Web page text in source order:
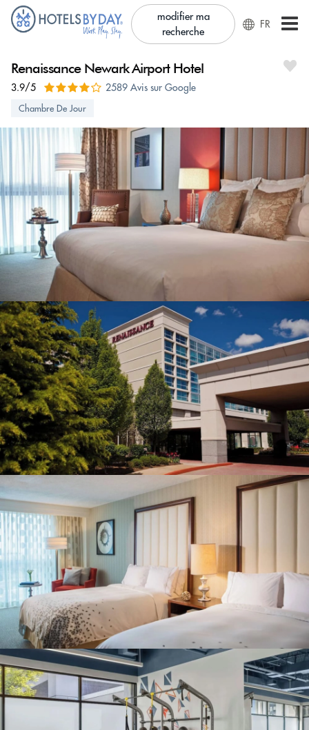
modifier ma
recherche
FR
Renaissance Newark Airport Hotel
3.9/5 2589 Avis sur Google
Chambre De Jour